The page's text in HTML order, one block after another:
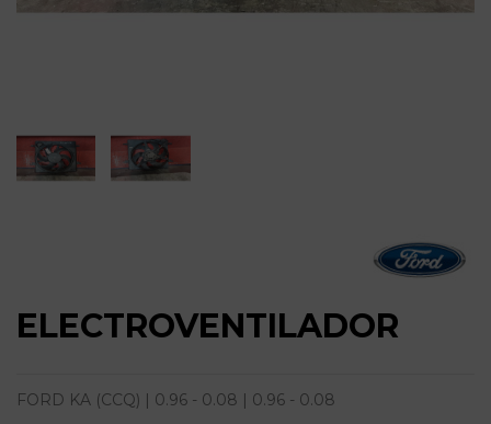
ELECTROVENTILADOR
FORD KA (CCQ) | 0.96 - 0.08 | 0.96 - 0.08